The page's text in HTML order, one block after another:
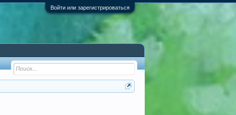
Войти или зарегистрироваться